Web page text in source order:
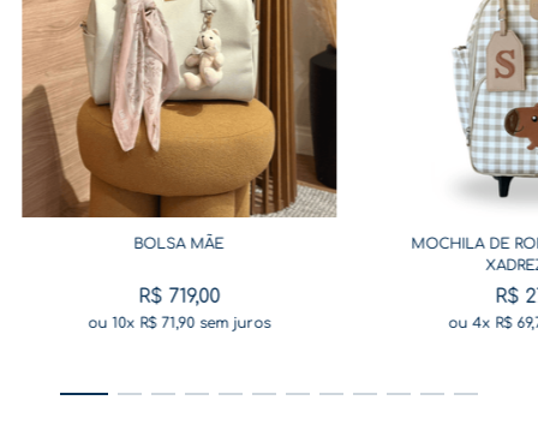
BOLSA MÃE
R$ 719,00
ou10x R$ 71,90sem juros
MOCHILA DE
R$
ou 4x R$ 69,